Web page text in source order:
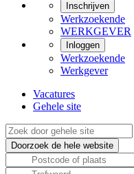
Inschrijven
Werkzoekende
WERKGEVER
Inloggen
Werkzoekende
Werkgever
Vacatures
Gehele site